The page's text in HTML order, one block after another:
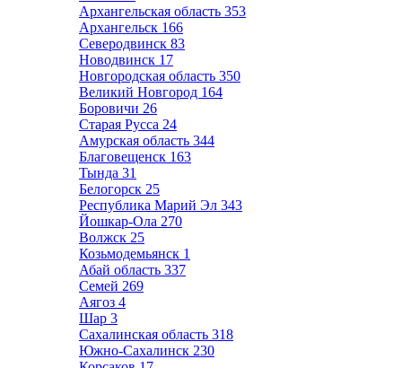
Архангельская область 353
Архангельск 166
Северодвинск 83
Новодвинск 17
Новгородская область 350
Великий Новгород 164
Боровичи 26
Старая Русса 24
Амурская область 344
Благовещенск 163
Тында 31
Белогорск 25
Республика Марий Эл 343
Йошкар-Ола 270
Волжск 25
Козьмодемьянск 1
Абай область 337
Семей 269
Аягоз 4
Шар 3
Сахалинская область 318
Южно-Сахалинск 230